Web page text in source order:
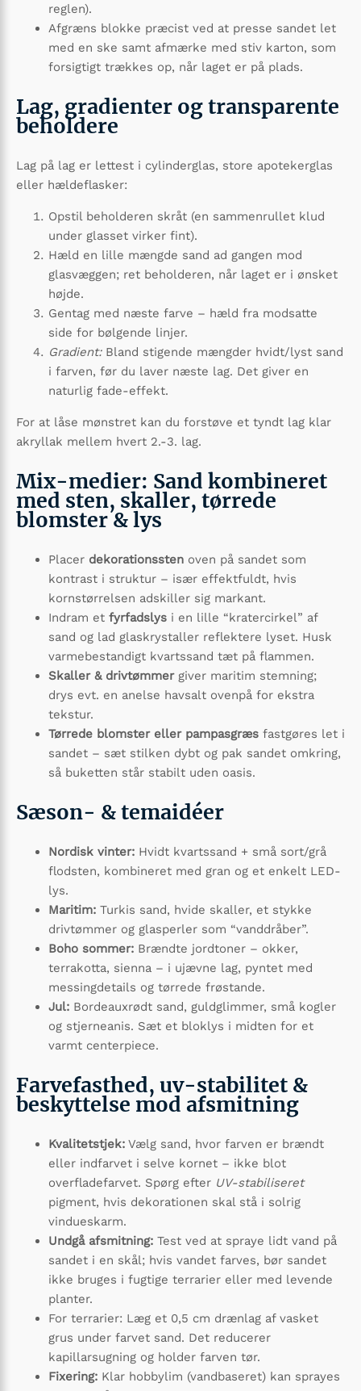
reglen).
Afgræns blokke præcist ved at presse sandet let
med en ske samt afmærke med stiv karton, som
forsigtigt trækkes op, når laget er på plads.
Lag, gradienter og transparente
beholdere
Lag på lag er lettest i cylinderglas, store apotekerglas
eller hældeflasker:
Opstil beholderen skråt (en sammenrullet klud
under glasset virker fint).
Hæld en lille mængde sand ad gangen mod
glasvæggen; ret beholderen, når laget er i ønsket
højde.
Gentag med næste farve – hæld fra modsatte
side for bølgende linjer.
Gradient:Bland stigende mængder hvidt/lyst sand
i farven, før du laver næste lag. Det giver en
naturlig fade-effekt.
For at låse mønstret kan du forstøve et tyndt lag klar
akryllak mellem hvert 2.-3. lag.
Mix-medier: Sand kombineret
med sten, skaller, tørrede
blomster & lys
Placer dekorationssten oven på sandet som
kontrast i struktur – især effektfuldt, hvis
kornstørrelsen adskiller sig markant.
Indram et fyrfadslys i en lille “kratercirkel” af
sand og lad glaskrystaller reflektere lyset. Husk
varmebestandigt kvartssand tæt på flammen.
Skaller & drivtømmergiver maritim stemning;
drys evt. en anelse havsalt ovenpå for ekstra
tekstur.
Tørrede blomster eller pampasgræs fastgøres let i
sandet – sæt stilken dybt og pak sandet omkring,
så buketten står stabilt uden oasis.
Sæson- & temaidéer
Nordisk vinter: Hvidt kvartssand + små sort/grå
flodsten, kombineret med gran og et enkelt LED-
lys.
Maritim: Turkis sand, hvide skaller, et stykke
drivtømmer og glasperler som “vanddråber”.
Boho sommer: Brændte jordtoner – okker,
terrakotta, sienna – i ujævne lag, pyntet med
messingdetails og tørrede frøstande.
Jul: Bordeauxrødt sand, guldglimmer, små kogler
og stjerneanis. Sæt et bloklys i midten for et
varmt centerpiece.
Farvefasthed, uv-stabilitet &
beskyttelse mod afsmitning
Kvalitetstjek: Vælg sand, hvor farven er brændt
eller indfarvet i selve kornet – ikke blot
overfladefarvet. Spørg efter UV-stabiliseret
pigment, hvis dekorationen skal stå i solrig
vindueskarm.
Undgå afsmitning: Test ved at spraye lidt vand på
sandet i en skål; hvis vandet farves, bør sandet
ikke bruges i fugtige terrarier eller med levende
planter.
For terrarier: Læg et 0,5 cm drænlag af vasket
grus under farvet sand. Det reducerer
kapillarsugning og holder farven tør.
Fixering: Klar hobbylim (vandbaseret) kan sprayes